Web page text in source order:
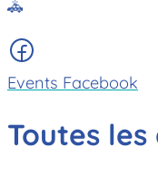
Events Facebook
Toutes